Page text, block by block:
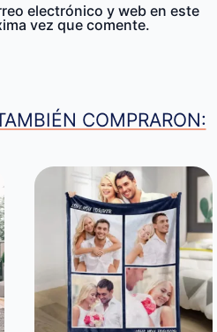
electrónico y web en este
vez que comente.
COMPRARON: